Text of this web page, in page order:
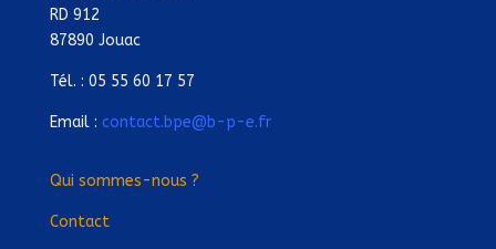
RD 912
87890 Jouac
Tél. : 05 55 60 17 57
Email : contact.bpe@b-p-e.fr
Qui sommes-nous ?
Contact